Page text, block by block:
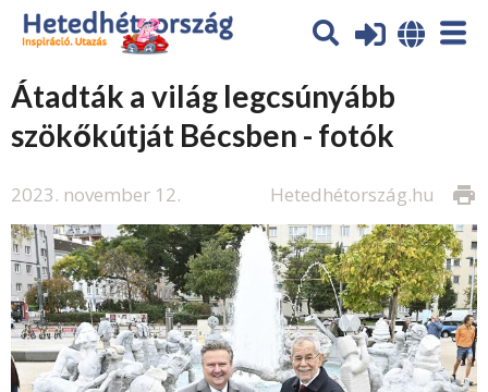
Átadták a világ legcsúnyább
szökőkútját Bécsben - fotók
2023. november 12. print
Hetedhétország.hu